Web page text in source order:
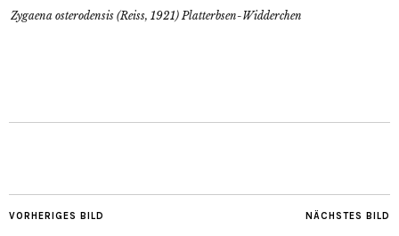
Zygaena osterodensis (Reiss, 1921) Platterbsen-Widderchen
NÄCHSTES BILD
VORHERIGES BILD